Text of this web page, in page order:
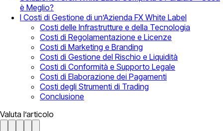
è Meglio?
I Costi di Gestione di un’Azienda FX White Label
Costi delle Infrastrutture e della Tecnologia
Costi di Regolamentazione e Licenze
Costi di Marketing e Branding
Costi di Gestione del Rischio e Liquidità
Costi di Conformità e Supporto Legale
Costi di Elaborazione dei Pagamenti
Costi degli Strumenti di Trading
Conclusione
Valuta l’articolo